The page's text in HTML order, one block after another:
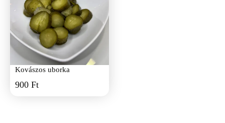
Kovászos uborka
900 Ft